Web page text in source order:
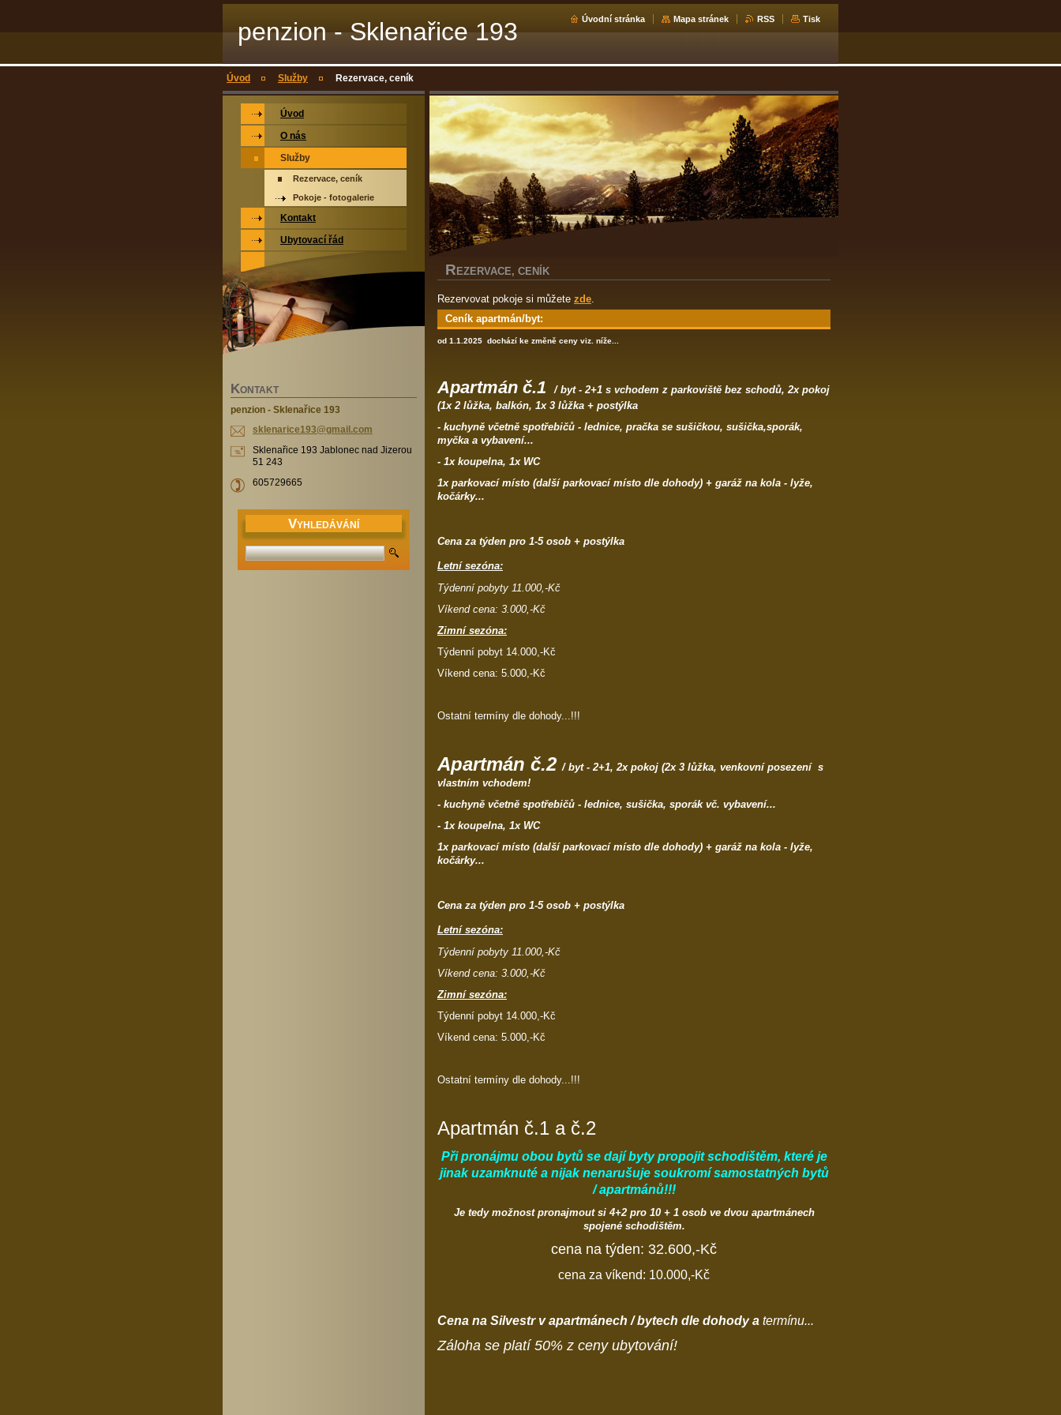
penzion - Sklenařice 193 Úvodní stránka Mapa stránek RSS Tisk
Úvod Služby Rezervace, ceník
R EZERVACE, CENÍK
Rezervovat pokoje si můžete zde.
Ceník apartmán/byt:
od 1.1.2025 dochází ke změně ceny viz. níže...
Apartmán č.1
/ byt - 2+1 s vchodem z parkoviště bez schodů, 2x pokoj
(1x 2 lůžka, balkón, 1x 3 lůžka + postýlka
- kuchyně včetně spotřebičů - lednice, pračka se sušičkou, sušička,sporák,
myčka a vybavení...
- 1x koupelna, 1x WC
1x parkovací místo (další parkovací místo dle dohody) + garáž na kola - lyže,
kočárky...
Cena za týden pro 1-5 osob + postýlka
Letní sezóna:
Týdenní pobyty 11.000,-Kč
Víkend cena: 3.000,-Kč
Zimní sezóna:
Týdenní pobyt 14.000,-Kč
Víkend cena: 5.000,-Kč
Ostatní termíny dle dohody...!!!
Apartmán č.2 / byt - 2+1, 2x pokoj (2x 3 lůžka, venkovní posezení s
vlastním vchodem!
- kuchyně včetně spotřebičů - lednice, sušička, sporák vč. vybavení...
- 1x koupelna, 1x WC
1x parkovací místo (další parkovací místo dle dohody) + garáž na kola - lyže,
kočárky...
Cena za týden pro 1-5 osob + postýlka
Letní sezóna:
Týdenní pobyty 11.000,-Kč
Víkend cena: 3.000,-Kč
Zimní sezóna:
Týdenní pobyt 14.000,-Kč
Víkend cena: 5.000,-Kč
Ostatní termíny dle dohody...!!!
Apartmán č.1 a č.2
Při pronájmu obou bytů se dají byty propojit schodištěm, které je
jinak uzamknuté a nijak nenarušuje soukromí samostatných bytů
/ apartmánů!!!
Je tedy možnost pronajmout si 4+2 pro 10 + 1 osob ve dvou apartmánech
spojené schodištěm.
cena na týden: 32.600,-Kč
cena za víkend: 10.000,-Kč
Cena na Silvestr v apartmánech / bytech dle dohody a termínu...
Záloha se platí 50% z ceny ubytování!
Úvod
O nás
Služby
Rezervace, ceník
Pokoje - fotogalerie
Kontakt
Ubytovací řád
KONTAKT
penzion - Sklenařice 193
sklenarice193@gmail.com
Sklenařice 193 Jablonec nad Jizerou
51 243
605729665
VYHLEDÁVÁNÍ